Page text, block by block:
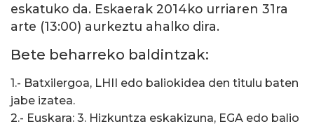
eskatuko da. Eskaerak 2014ko urriaren 31ra
arte (13:00) aurkeztu ahalko dira.
Bete beharreko baldintzak:
1.- Batxilergoa, LHII edo baliokidea den titulu baten
jabe izatea.
2.- Euskara: 3. Hizkuntza eskakizuna, EGA edo balio